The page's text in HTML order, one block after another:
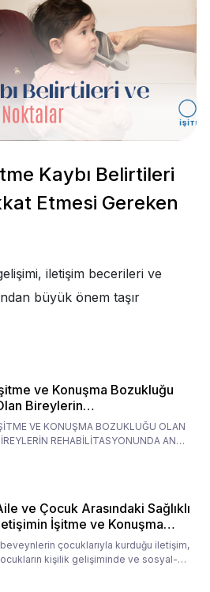
Kaybı Belirtileri
Etmesi Gereken
iletişim becerileri ve
büyük önem taşır
ve Konuşma Bozukluğu
Bireylerin
Ana
Tutumları
VE KONUŞMA BOZUKLUĞU OLAN
REHABİLİTASYONUNDA ANA
ve Çocuk Arasındaki Sağlıklı
İşitme ve Konuşma
Rolü
çocuklarıyla kurduğu iletişim,
kişilik gelişiminde ve sosyal-